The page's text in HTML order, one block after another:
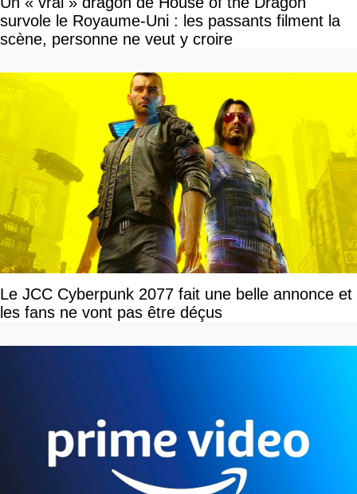
survole le Royaume-Uni : les passants filment la
scène, personne ne veut y croire
Le JCC Cyberpunk 2077 fait une belle annonce et
les fans ne vont pas être déçus